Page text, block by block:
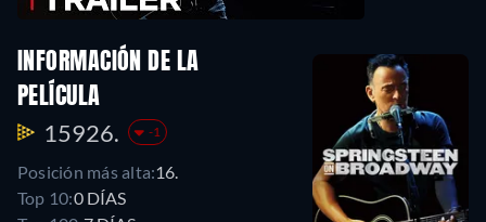
INFORMACIÓN DE LA
PELÍCULA
15926. -1
Posición más alta:16.
Top 10:0 DÍAS